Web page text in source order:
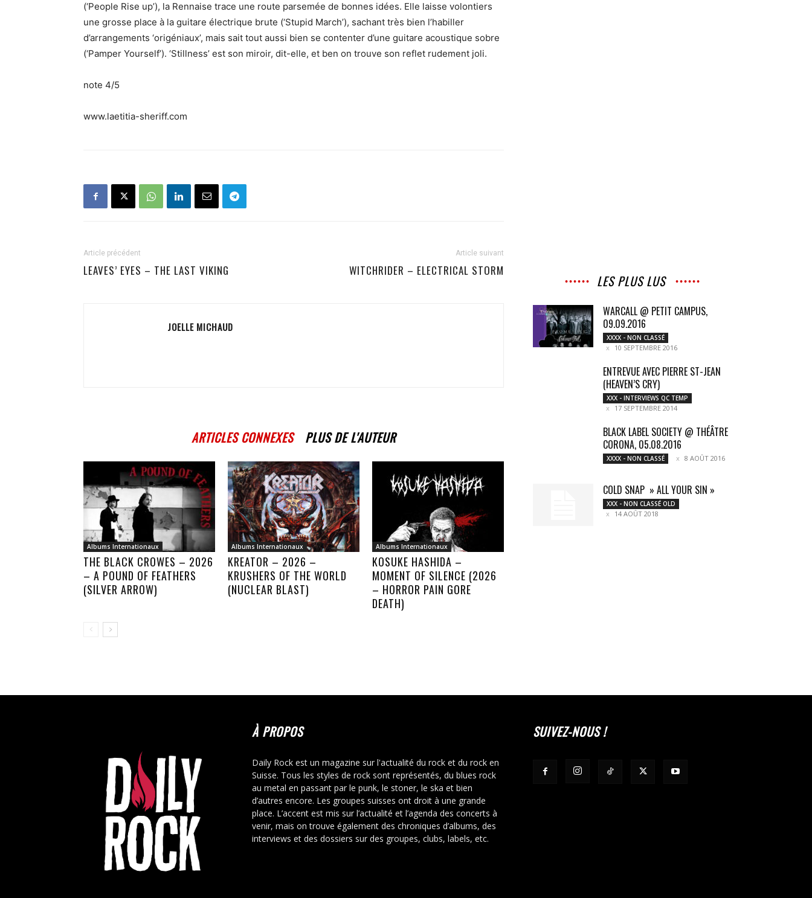
(‘People Rise up’), la Rennaise trace une route parsemée de bonnes idées. Elle laisse volontiers
une grosse place à la guitare électrique brute (‘Stupid March’), sachant très bien l’habiller
d’arrangements ‘origéniaux’, mais sait tout aussi bien se contenter d’une guitare acoustique sobre
(‘Pamper Yourself’). ‘Stillness’ est son miroir, dit-elle, et ben on trouve son reflet rudement joli.
note 4/5
www.laetitia-sheriff.com
Article précédent
LEAVES’ EYES – THE LAST VIKING
Article suivant
WITCHRIDER – ELECTRICAL STORM
JOELLE MICHAUD
ARTICLES CONNEXES PLUS DE L'AUTEUR
Albums Internationaux
THE BLACK CROWES – 2026
– A POUND OF FEATHERS
(SILVER ARROW)
Albums Internationaux
KREATOR – 2026 –
KRUSHERS OF THE WORLD
(NUCLEAR BLAST)
Albums Internationaux
KOSUKE HASHIDA –
MOMENT OF SILENCE (2026
– HORROR PAIN GORE
DEATH)
LES PLUS LUS
WARCALL @ PETIT CAMPUS,
09.09.2016
XXXX - NON CLASSÉ
10 SEPTEMBRE 2016
ENTREVUE AVEC PIERRE ST-JEAN
(HEAVEN’S CRY)
XXX - INTERVIEWS QC TEMP
17 SEPTEMBRE 2014
BLACK LABEL SOCIETY @ THÉÂTRE
CORONA, 05.08.2016
XXXX - NON CLASSÉ 8 AOÛT 2016
COLD SNAP » ALL YOUR SIN »
XXX - NON CLASSÉ OLD
14 AOÛT 2018
À PROPOS
Daily Rock est un magazine sur l'actualité du rock et du rock en
Suisse. Tous les styles de rock sont représentés, du blues rock
au metal en passant par le punk, le stoner, le ska et bien
d’autres encore. Les groupes suisses ont droit à une grande
place. L’accent est mis sur l’actualité et l’agenda des concerts à
venir, mais on trouve également des chroniques d’albums, des
interviews et des dossiers sur des groupes, clubs, labels, etc.
SUIVEZ-NOUS !